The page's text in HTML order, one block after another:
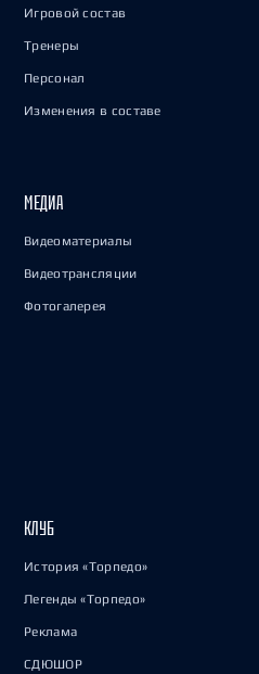
Игровой состав
Тренеры
Персонал
Изменения в составе
МЕДИА
Видеоматериалы
Видеотрансляции
Фотогалерея
КЛУБ
История «Торпедо»
Легенды «Торпедо»
Реклама
СДЮШОР